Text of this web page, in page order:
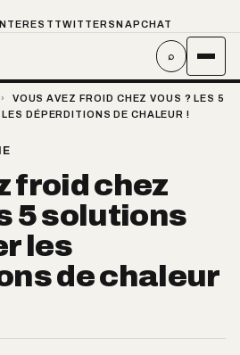
TWITTER SNAPCHAT
⌕
›
VOUS AVEZ FROID CHEZ VOUS ? LES 5
DÉPERDITIONS DE CHALEUR !
froid chez
5 solutions
les
de chaleur